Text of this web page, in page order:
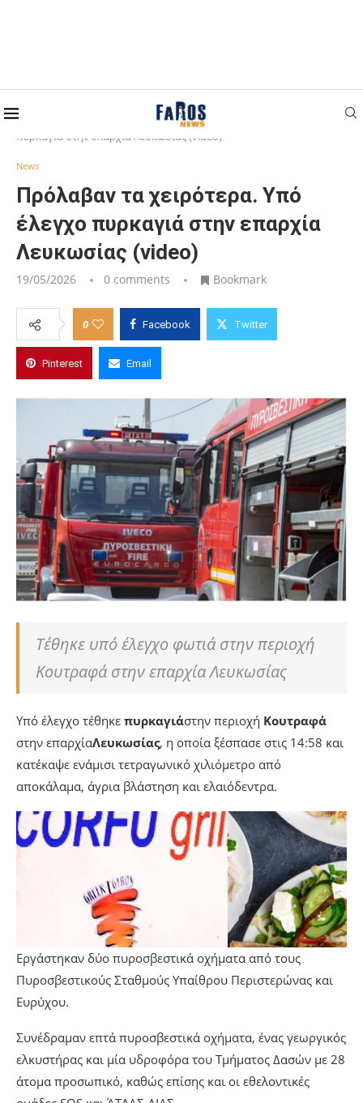
Home
Πρόλαβαν τα χειρότερα. Υπό έλεγχο
πυρκαγιά στην επαρχία Λευκωσίας (video)
News
Πρόλαβαν τα χειρότερα. Υπό
έλεγχο πυρκαγιά στην επαρχία
Λευκωσίας (video)
19/05/2026 0 comments Bookmark
0 Facebook Twitter
Pinterest Email
Τέθηκε υπό έλεγχο φωτιά στην περιοχή
Κουτραφά στην επαρχία Λευκωσίας
Υπό έλεγχο τέθηκε πυρκαγιάστην περιοχή Κουτραφά
στην επαρχίαΛευκωσίας, η οποία ξέσπασε στις 14:58 και
κατέκαψε ενάμισι τετραγωνικό χιλιόμετρο από
αποκάλαμα, άγρια βλάστηση και ελαιόδεντρα.
Εργάστηκαν δύο πυροσβεστικά οχήματα από τους
Πυροσβεστικούς Σταθμούς Υπαίθρου Περιστερώνας και
Ευρύχου.
Συνέδραμαν επτά πυροσβεστικά οχήματα, ένας γεωργικός
ελκυστήρας και μία υδροφόρα του Τμήματος Δασών με 28
άτομα προσωπικό, καθώς επίσης και οι εθελοντικές